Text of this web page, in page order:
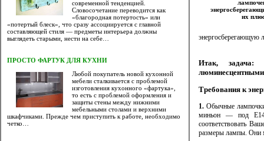
современной тенденцией.
Словосочетание переводится как
«благородная потертость» или
«потертый блеск», что сразу ассоциируется с главной
составляющей стиля — предметы интерьера должны
выглядеть старыми, нести на себе…
ПРОСТО ФАРТУК ДЛЯ КУХНИ
Любой покупатель новой кухонной
мебели сталкивается с проблемой
изготовления кухонного «фартука»,
то есть с проблемой оформления и
защиты стены между нижними
мебельными столами и верхними
шкафчиками. Прежде чем приступить к работе, необходимо
четко…
их
Итак, задача:
Требования к
1. Обычные
миньон — под Е14.
соответствовать
размеры лампы. Они